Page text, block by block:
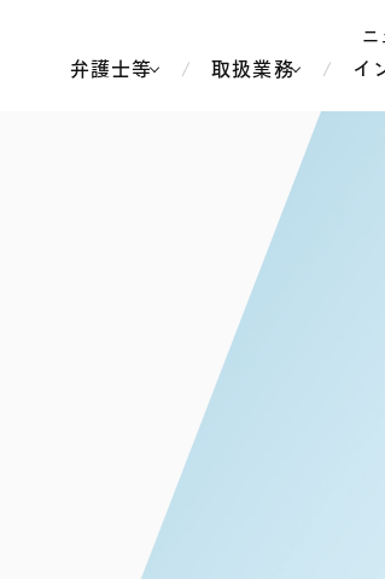
ニ
弁護士等 取扱業務
Tech／データ／IT・通信等
ライフサイエンス
通信・メディア・エンター
テインメント
情報産業・インターネッ
ト・セキュリティ
ヨーロッパ
イ
シンガポール